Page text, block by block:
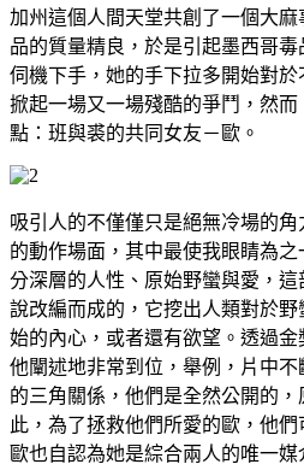
加州這個人間天堂共創了一個大
品的質量精良，於是引起墨西哥毒
伺機下手，她的手下拉多開始對於
掀起一場又一場殘酷的爭鬥，然
點：班與裘的共同女友－歐。
吸引人的不僅僅只是絕無冷場的
的動作場面，其中最使我眼睛為
分深層的人性、原始野蠻與愛，
說改編而成的，它挖出人類對於
始的內心，或者還有欲望。透過金
他闡述地非常到位，舉例，片中
的三角關係，他們是全然公開的
此，為了拯救他們所愛的歐，他們
歐也自認為她是綜合兩人的唯一